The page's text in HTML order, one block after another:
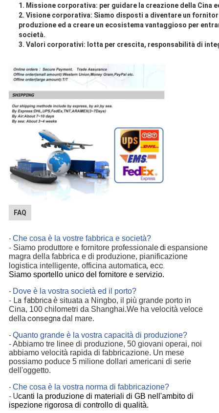
1. Missione corporativa: per guidare la creazione della Cina
2. Visione corporativa: Siamo disposti a diventare un
produzione ed a creare un ecosistema vantaggioso per
società.
3. Valori corporativi: lotta per crescita, responsabilità di
FAQ
- Che cosa è la vostre fabbrica e società?
- Siamo produttore e fornitore professionalediespansione
magra della fabbrica e di produzione, pianificazione
logistica intelligente, officina automatica, ecc.
Siamo sportello unico del fornitore e servizio.
- Dove è la vostra società ed il porto?
- La fabbricaè situata a Ningbo, il più grande porto in
Cina, 100 chilometri da Shanghai.We ha velocità veloce
della consegnadal mare.
- Quanto grande è la vostra capacità di produzione?
-Abbiamo tre linee di produzione, 50 giovani operai, noi
abbiamo velocità rapida di fabbricazione. Un mese
possiamo poduce 5 milione dollari americani di serie
dell'oggetto.
- Che cosa è la vostra norma di fabbricazione?
- Ucanti la produzione di materiali di GB nell'ambito di
ispezione rigorosa di controllo di qualità.